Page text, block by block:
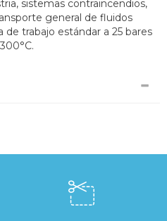
sistemas contraincendios,
general de fluidos
trabajo estándar a 25 bares